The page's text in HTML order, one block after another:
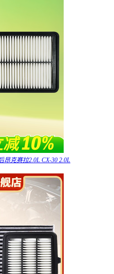
克赛拉2.0L CX-30 2.0L